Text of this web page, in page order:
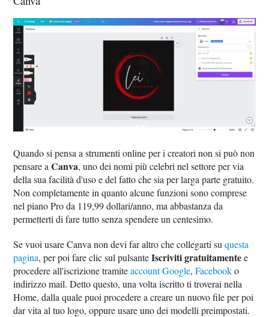
Quando si pensa a strumenti online per i creatori non si può non
pensare aCanva, uno dei nomi più celebri nel settore per via
della sua facilità d'uso e del fatto che sia per larga parte gratuito.
Non completamente in quanto alcune funzioni sono comprese
nel piano Pro da 119,99 dollari/anno, ma abbastanza da
permetterti di fare tutto senza spendere un centesimo.
Se vuoi usare Canva non devi far altro che collegarti suquesta
pagina, per poi fare clic sul pulsanteIscriviti gratuitamentee
procedere all'iscrizione tramiteaccount Google,Facebooko
indirizzo mail. Detto questo, una volta iscritto ti troverai nella
Home, dalla quale puoi procedere a creare un nuovo file per poi
dar vita al tuo logo, oppure usare uno dei modelli preimpostati.